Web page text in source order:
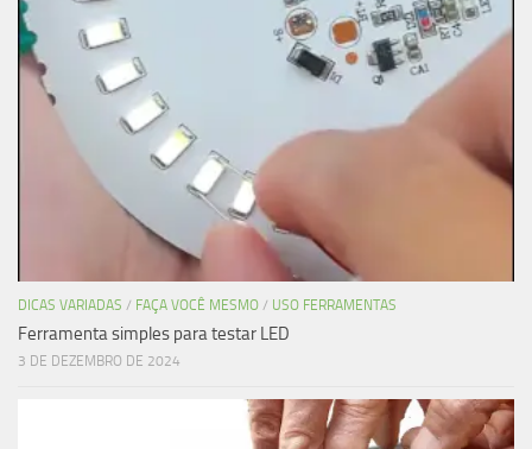
DICAS VARIADAS / FAÇA VOCÊ MESMO / USO FERRAMENTAS
Ferramenta simples para testar LED
3 DE DEZEMBRO DE 2024